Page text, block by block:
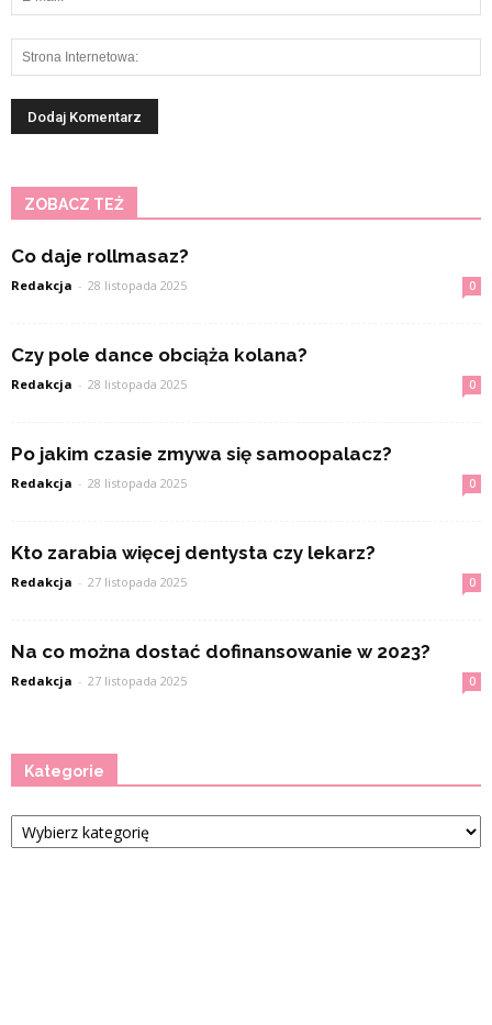
ZOBACZ TEŻ
Co daje rollmasaz?
Redakcja - 28 listopada 2025 0
Czy pole dance obciąża kolana?
Redakcja - 28 listopada 2025 0
Po jakim czasie zmywa się samoopalacz?
Redakcja - 28 listopada 2025 0
Kto zarabia więcej dentysta czy lekarz?
Redakcja - 27 listopada 2025 0
Na co można dostać dofinansowanie w 2023?
Redakcja - 27 listopada 2025 0
Kategorie
Kategorie